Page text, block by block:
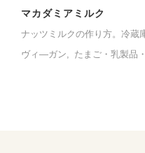
マカダミアミルク
ナッツミルクの作り方。冷蔵
ヴィ―ガン
たまご・乳製品